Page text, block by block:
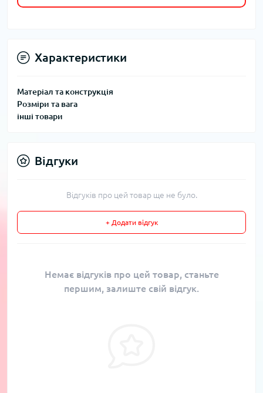
Характеристики
Матеріал та конструкція
Розміри та вага
інші товари
Відгуки
Відгуків про цей товар ще не було.
+ Додати відгук
Немає відгуків про цей товар, станьте
першим, залиште свій відгук.